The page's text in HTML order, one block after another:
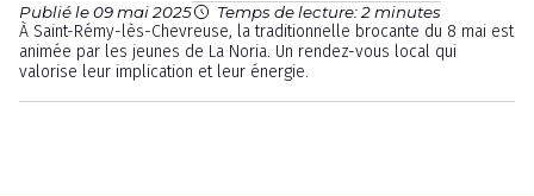
Publié le 09 mai 2025 Temps de lecture: 2 minutes
À Saint-Rémy-lès-Chevreuse, la traditionnelle brocante du 8 mai est
animée par les jeunes de La Noria. Un rendez-vous local qui
valorise leur implication et leur énergie.